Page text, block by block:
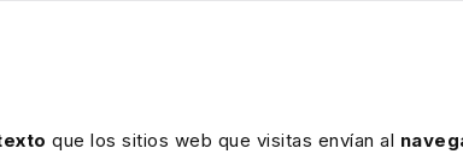
que los sitios web que visitas envían al
el
impacto